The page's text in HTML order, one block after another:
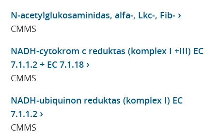
N-acetylglukosaminidas, alfa-, Lkc-, Fib-
CMMS
NADH-cytokrom c reduktas (komplex I +III) EC
7.1.1.2 + EC 7.1.18
CMMS
NADH-ubiquinon reduktas (komplex I) EC
7.1.1.2
CMMS